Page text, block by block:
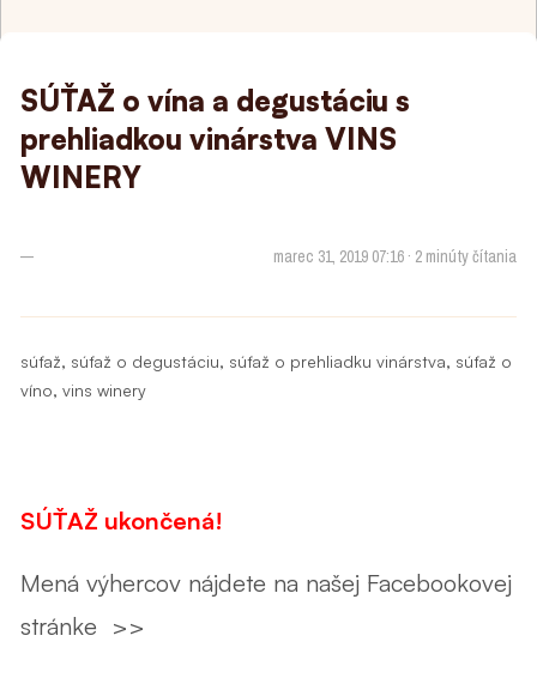
SÚŤAŽ o vína a degustáciu s
prehliadkou vinárstva VINS
WINERY
— marec 31, 2019 07:16 · 2 minúty čítania
súťaž, súťaž o degustáciu, súťaž o prehliadku vinárstva, súťaž o
víno, vins winery
SÚŤAŽ ukončená!
Mená výhercov nájdete na našej Facebookovej
stránke >>